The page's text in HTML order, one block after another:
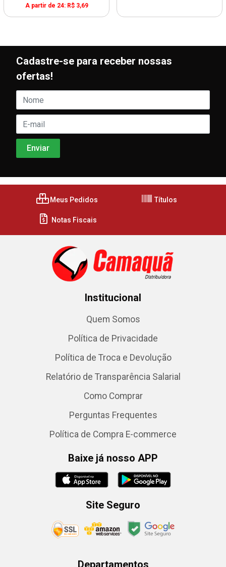
A partir de 24: R$ 3,69
Cadastre-se para receber nossas
ofertas!
Meus Pedidos Títulos
Notas Fiscais
Institucional
Quem Somos
Política de Privacidade
Política de Troca e Devolução
Relatório de Transparência Salarial
Como Comprar
Perguntas Frequentes
Política de Compra E-commerce
Baixe já nosso APP
Site Seguro
Departamentos